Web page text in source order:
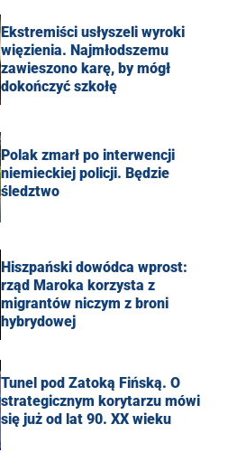
Ekstremiści usłyszeli wyroki
więzienia. Najmłodszemu
zawieszono karę, by mógł
dokończyć szkołę
Polak zmarł po interwencji
niemieckiej policji. Będzie
śledztwo
Hiszpański dowódca wprost:
rząd Maroka korzysta z
migrantów niczym z broni
hybrydowej
Tunel pod Zatoką Fińską. O
strategicznym korytarzu mówi
się już od lat 90. XX wieku